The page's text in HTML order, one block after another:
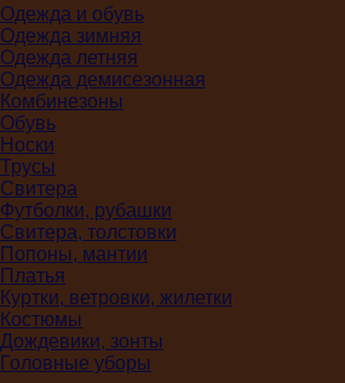
Одежда и обувь
Одежда зимняя
Одежда летняя
Одежда демисезонная
Комбинезоны
Обувь
Носки
Трусы
Свитера
Футболки, рубашки
Свитера, толстовки
Попоны, мантии
Платья
Куртки, ветровки, жилетки
Костюмы
Дождевики, зонты
Головные уборы